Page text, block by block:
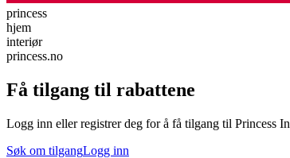
princess
hjem
interiør
princess.no
Få tilgang til rabattene
Logg inn eller registrer deg for å få tilgang til Princess
Søk om tilgangLogg inn